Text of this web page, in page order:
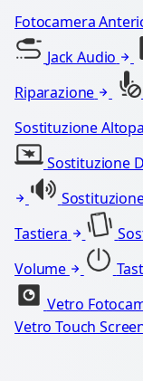
Fotocamera
Jack Audio
Riparazione
Sostituzione
Sostituzione
Tastiera
Volume
Vetro
Vetro Touch